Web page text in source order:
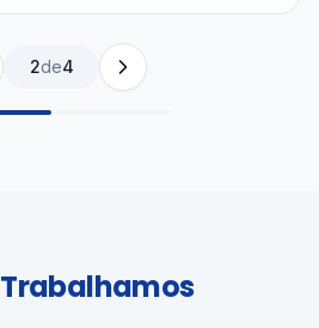
2de4
Trabalhamos